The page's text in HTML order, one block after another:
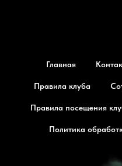
Главная
Правила клуба
Правила посещения
Политика